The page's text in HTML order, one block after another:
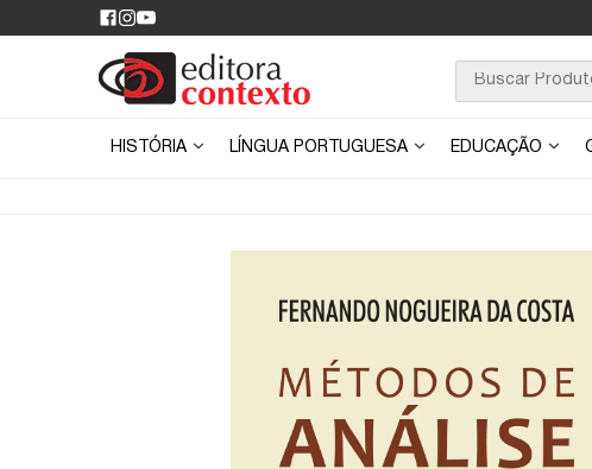
HISTÓRIA LÍNGUA PORTUGUESA EDUCAÇÃO